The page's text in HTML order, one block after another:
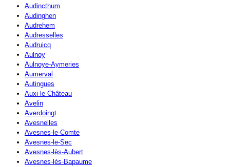
Audincthum
Audinghen
Audrehem
Audresselles
Audruicq
Aulnoy
Aulnoye-Aymeries
Aumerval
Autingues
Auxi-le-Château
Avelin
Averdoingt
Avesnelles
Avesnes-le-Comte
Avesnes-le-Sec
Avesnes-lès-Aubert
Avesnes-lès-Bapaume